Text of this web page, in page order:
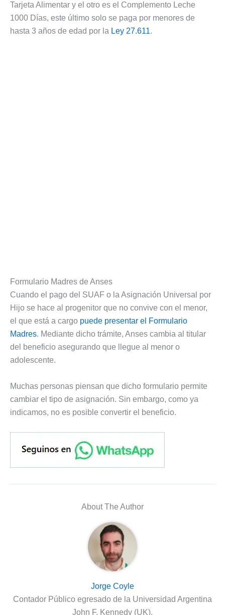
Tarjeta Alimentar y el otro es el Complemento Leche
1000 Días, este último solo se paga por menores de
hasta 3 años de edad por la Ley 27.611.
Formulario Madres de Anses
Cuando el pago del SUAF o la Asignación Universal por
Hijo se hace al progenitor que no convive con el menor,
el que está a cargo puede presentar el Formulario
Madres. Mediante dicho trámite, Anses cambia al titular
del beneficio asegurando que llegue al menor o
adolescente.
Muchas personas piensan que dicho formulario permite
cambiar el tipo de asignación. Sin embargo, como ya
indicamos, no es posible convertir el beneficio.
About The Author
Jorge Coyle
Contador Público egresado de la Universidad Argentina
John F. Kennedy (UK).